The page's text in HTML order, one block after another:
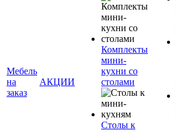
Мебель
на
заказ
АКЦИИ
Комплекты
мини-
кухни со
столами
Столы к